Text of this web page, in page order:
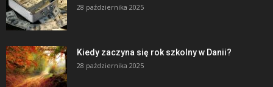
28 października 2025
Kiedy zaczyna się rok szkolny w Danii?
28 października 2025